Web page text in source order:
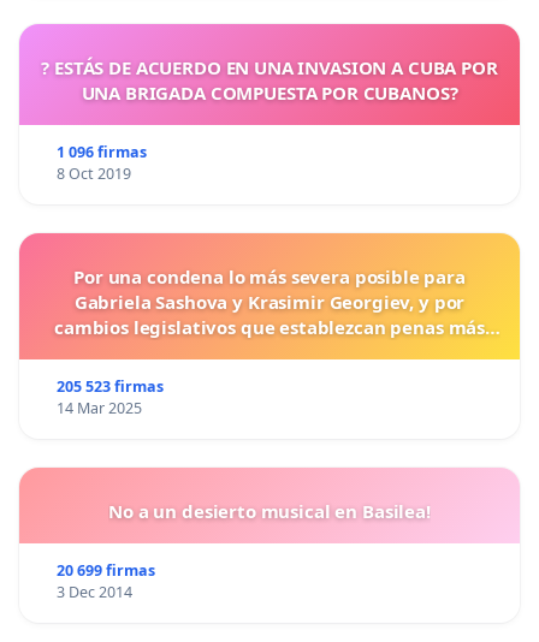
? ESTÁS DE ACUERDO EN UNA INVASION A CUBA POR
UNA BRIGADA COMPUESTA POR CUBANOS?
1 096 firmas
8 Oct 2019
Por una condena lo más severa posible para
Gabriela Sashova y Krasimir Georgiev, y por
cambios legislativos que establezcan penas más
205 523 firmas
14 Mar 2025
No a un desierto musical en Basilea!
20 699 firmas
3 Dec 2014